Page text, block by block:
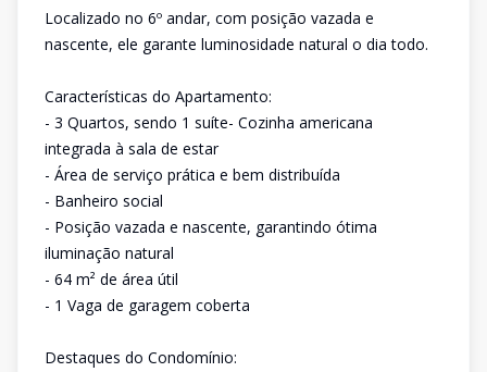
Localizado no 6º andar, com posição vazada e
nascente, ele garante luminosidade natural o dia todo.
Características do Apartamento:
- 3 Quartos, sendo 1 suíte- Cozinha americana
integrada à sala de estar
- Área de serviço prática e bem distribuída
- Banheiro social
- Posição vazada e nascente, garantindo ótima
iluminação natural
- 64 m² de área útil
- 1 Vaga de garagem coberta
Destaques do Condomínio: